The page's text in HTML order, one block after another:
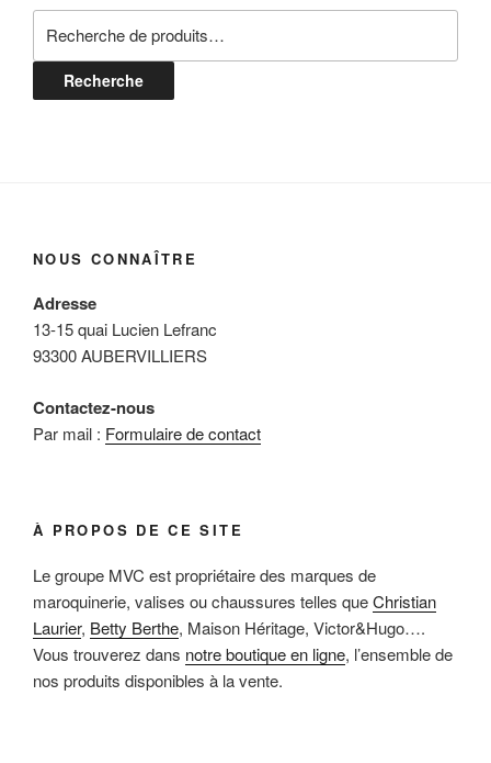
pour :
Recherche
NOUS CONNAÎTRE
Adresse
13-15 quai Lucien Lefranc
93300 AUBERVILLIERS
Contactez-nous
Par mail : Formulaire de contact
À PROPOS DE CE SITE
Le groupe MVC est propriétaire des marques de
maroquinerie, valises ou chaussures telles queChristian
Laurier, Betty Berthe, Maison Héritage, Victor&Hugo….
Vous trouverez dans notre boutique en ligne, l’ensemble de
nos produits disponibles à la vente.